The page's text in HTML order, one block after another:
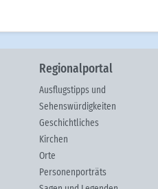
Regionalportal
Ausflugstipps und
Sehenswürdigkeiten
Geschichtliches
Kirchen
Orte
Personenporträts